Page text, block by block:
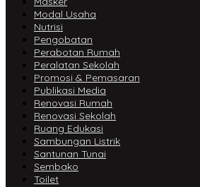
Modal Usaha
Nutrisi
Pengobatan
Perabotan Rumah
Peralatan Sekolah
Promosi & Pemasaran
Publikasi Media
Renovasi Rumah
Renovasi Sekolah
Ruang Edukasi
Sambungan Listrik
Santunan Tunai
Sembako
Toilet